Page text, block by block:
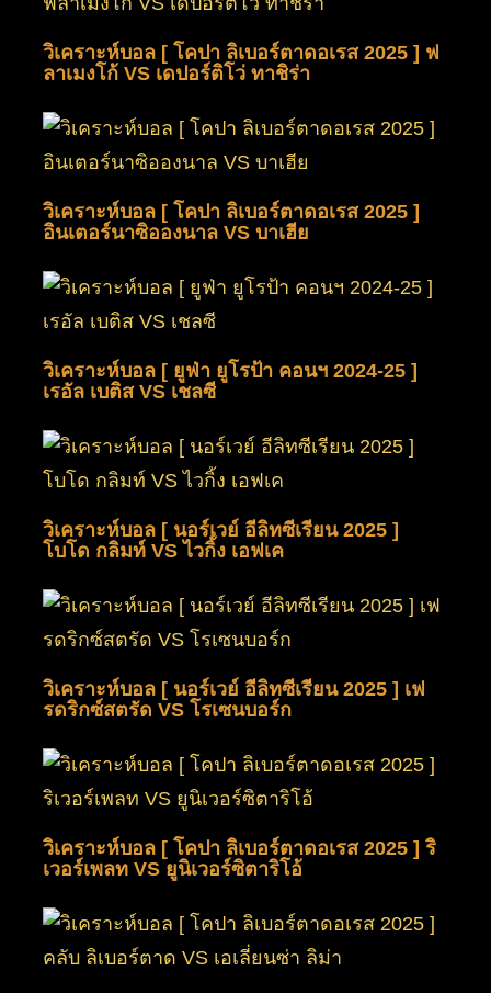
วิเคราะห์บอล [ โคปา ลิเบอร์ตาดอเรส 2025 ] ฟ
ลาเมงโก้ VS เดปอร์ติโว่ ทาชิร่า
วิเคราะห์บอล [ โคปา ลิเบอร์ตาดอเรส 2025 ]
อินเตอร์นาซิอองนาล VS บาเฮีย
วิเคราะห์บอล [ ยูฟ่า ยูโรป้า คอนฯ 2024-25 ]
เรอัล เบติส VS เชลซี
วิเคราะห์บอล [ นอร์เวย์ อีลิทซีเรียน 2025 ]
โบโด กลิมท์ VS ไวกิ้ง เอฟเค
วิเคราะห์บอล [ นอร์เวย์ อีลิทซีเรียน 2025 ] เฟ
รดริกซ์สตรัด VS โรเซนบอร์ก
วิเคราะห์บอล [ โคปา ลิเบอร์ตาดอเรส 2025 ] ริ
เวอร์เพลท VS ยูนิเวอร์ซิตาริโอ้